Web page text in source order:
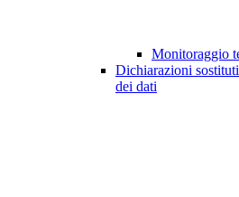
Monitoraggio
Dichiarazioni
dei dati